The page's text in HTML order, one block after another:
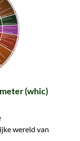
(whic)
wereld van